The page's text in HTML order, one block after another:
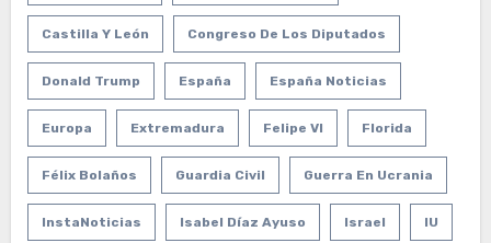
Castilla Y León Congreso De Los Diputados
Donald Trump España España Noticias
Europa Extremadura Felipe VI Florida
Félix Bolaños Guardia Civil Guerra En Ucrania
InstaNoticias Isabel Díaz Ayuso Israel IU